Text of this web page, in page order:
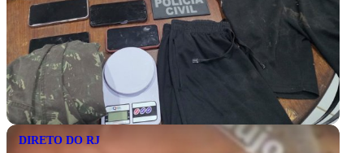
DIRETO DO RJ